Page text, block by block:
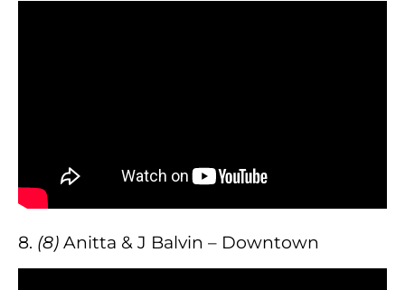
8. (8) Anitta & J Balvin – Downtown